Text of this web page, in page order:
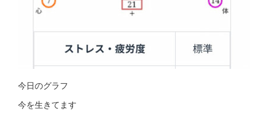
今日のグラフ
今を生きてます